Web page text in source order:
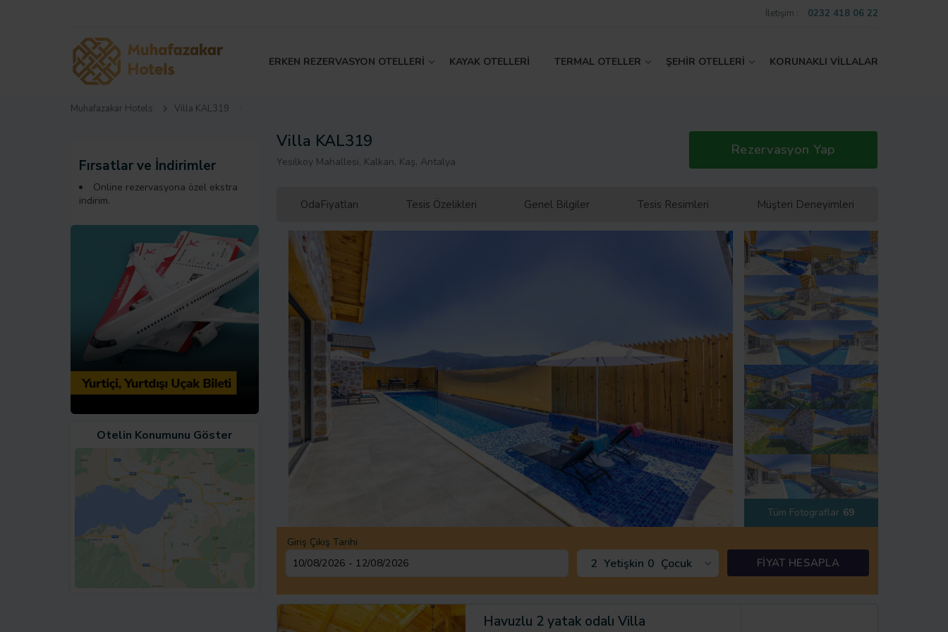
İletişim : 0232 418 06 22
ERKEN REZERVASYON OTELLERİ KAYAK OTELLERİ TERMAL OTELLER ŞEHİR OTELLERİ KORUNAKLI VİLLALAR
Muhafazakar Hotels Villa KAL319
Fırsatlar ve İndirimler
Online rezervasyona özel ekstra
indirim.
Otelin Konumunu Göster
Villa KAL319
Yesilkoy Mahallesi, Kalkan, Kaş, Antalya
Rezervasyon Yap
OdaFiyatları Tesis Özelikleri Genel Bilgiler Tesis Resimleri Müşteri Deneyimleri
Tüm Fotograflar 69
Giriş Çıkış Tarihi
2 Yetişkin 0 Çocuk FİYAT HESAPLA
Havuzlu 2 yatak odalı Villa